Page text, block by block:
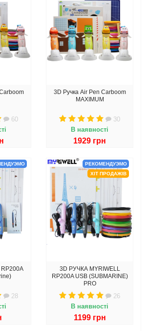
60
3D Ручка Air Pen Сarboom
MAXIMUM
30
В наявності
1929 грн
RP200A
28
РЕКОМЕНДУЭМО
ХІТ ПРОДАЖІВ
3D РУЧКА MYRIWELL
RP200A USB (SUBMARINE)
PRO
26
В наявності
1199 грн